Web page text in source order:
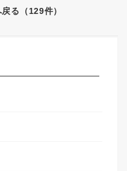
る（129件）